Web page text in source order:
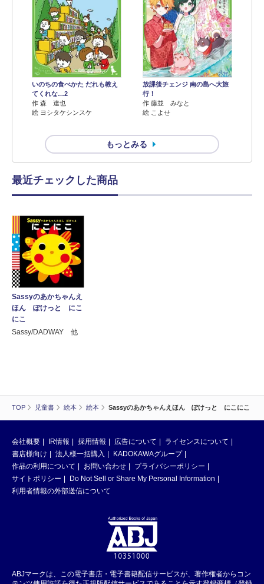
TOP 児童書 絵本 絵本 Sassyのあかちゃんえほん ぽけっと にこにこ
いのちの食べかた だれも教え
てくれな…2
作 森 達也
絵 ヨシタケシンスケ
放課後チェンジ 南の島へ大旅
行！
作 藤並 みなと
絵 こよせ
もっとみる
最近チェックした商品
Sassyのあかちゃんえ
ほん ぽけっと にこ
にこ
Sassy/DADWAY 他
会社概要 IR情報 採用情報 広告について
ライセンスについて
書店様向け
法人様一括購入
KADOKAWAグループ
作品の利用について
お問い合わせ
プライバシーポリシー
サイトポリシー
Do Not Sell or Share My Personal Information
利用者情報の外部送信について
ABJマークは、この電子書店・電子書籍配信サービスが、著作権者からコン